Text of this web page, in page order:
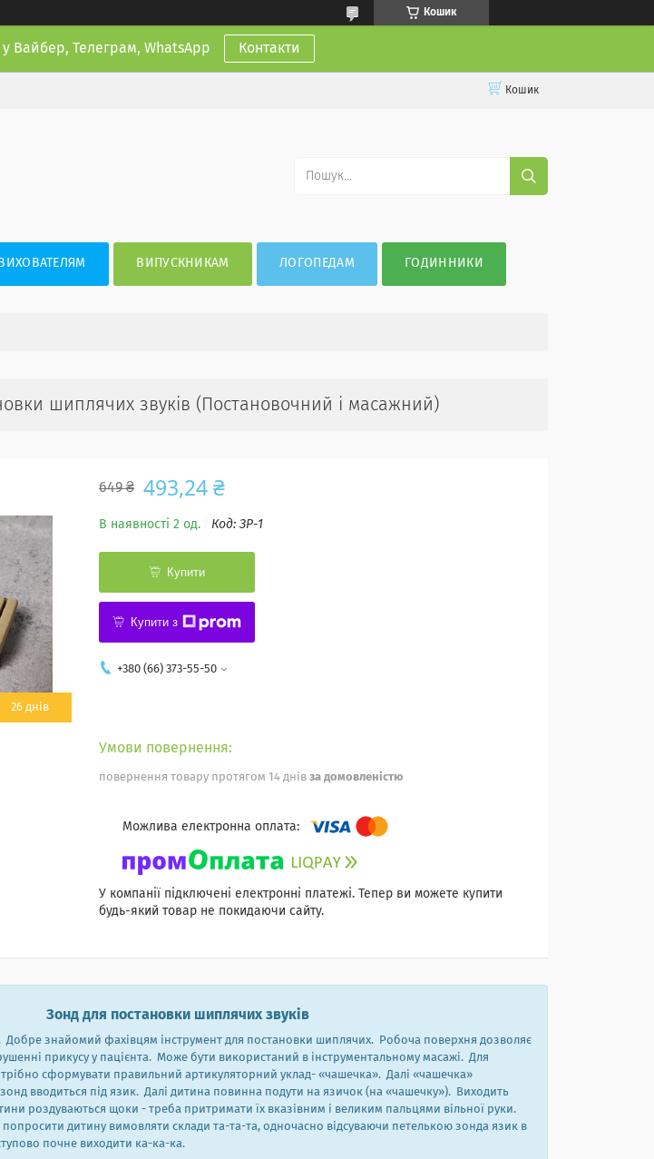
Кошик
Вайбер, Телеграм, WhatsApp Контакти
Кошик
ВИХОВАТЕЛЯМ ВИПУСКНИКАМ ЛОГОПЕДАМ ГОДИННИКИ
шиплячих звуків (Постановочний і масажний)
26 днів
649 ₴ 493,24 ₴
В наявності 2 од. Код: ЗР-1
Купити
Купити з
+380 (66) 373-55-50
повернення товару протягом 14 днів за домовленістю
У компанії підключені електронні платежі. Тепер ви можете купити
будь-який товар не покидаючи сайту.
Зонд для постановки шиплячих звуків
знайомий фахівцям інструмент для постановки шиплячих. Робоча поверхня дозволяє
прикусу у пацієнта. Може бути використаний в інструментальному масажі. Для
сформувати правильний артикуляторний уклад- «чашечка». Далі «чашечка»
зонд вводиться під язик. Далі дитина повинна подути на язичок (на «чашечку»). Виходить
роздуваються щоки - треба притримати їх вказівним і великим пальцями вільної руки.
дитину вимовляти склади та-та-та, одночасно відсуваючи петелькою зонда язик в
почне виходити ка-ка-ка.